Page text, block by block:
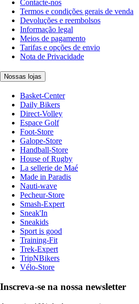
Contacte-nos
Termos e condições gerais de venda
Devoluções e reembolsos
Informação legal
Meios de pagamento
Tarifas e opções de envio
Nota de Privacidade
Nossas lojas
Basket-Center
Daily Bikers
Direct-Volley
Espace Golf
Foot-Store
Galope-Store
Handball-Store
House of Rugby
La sellerie de Maé
Made in Paradis
Nauti-wave
Pecheur-Store
Smash-Expert
Sneak'In
Sneakids
Sport is good
Training-Fit
Trek-Expert
TripNBikers
Vélo-Store
Inscreva-se na nossa newsletter